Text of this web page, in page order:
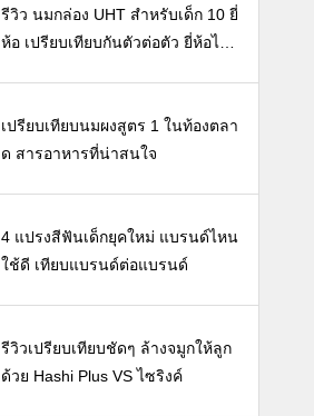
รีวิว นมกล่อง UHT สำหรับเด็ก 10 ยี่
ห้อ เปรียบเทียบกันตัวต่อตัว ยี่ห้อไห
เปรียบเทียบนมผงสูตร 1 ในท้องตลา
ด สารอาหารที่น่าสนใจ
4 แปรงสีฟันเด็กยุคใหม่ แบรนด์ไหน
ใช้ดี เทียบแบรนด์ต่อแบรนด์
รีวิวเปรียบเทียบชัดๆ ล้างจมูกให้ลูก
ด้วย Hashi Plus VS ไซริงค์